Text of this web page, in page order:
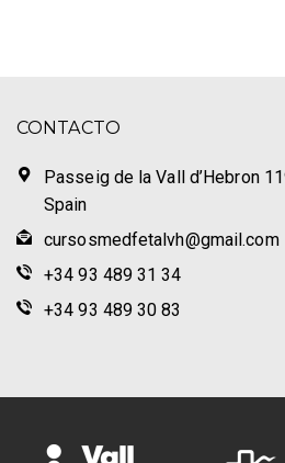
CONTACTO
Passeig de la Vall d’Hebron
Spain
cursosmedfetalvh@gmail.com
+34 93 489 31 34
+34 93 489 30 83